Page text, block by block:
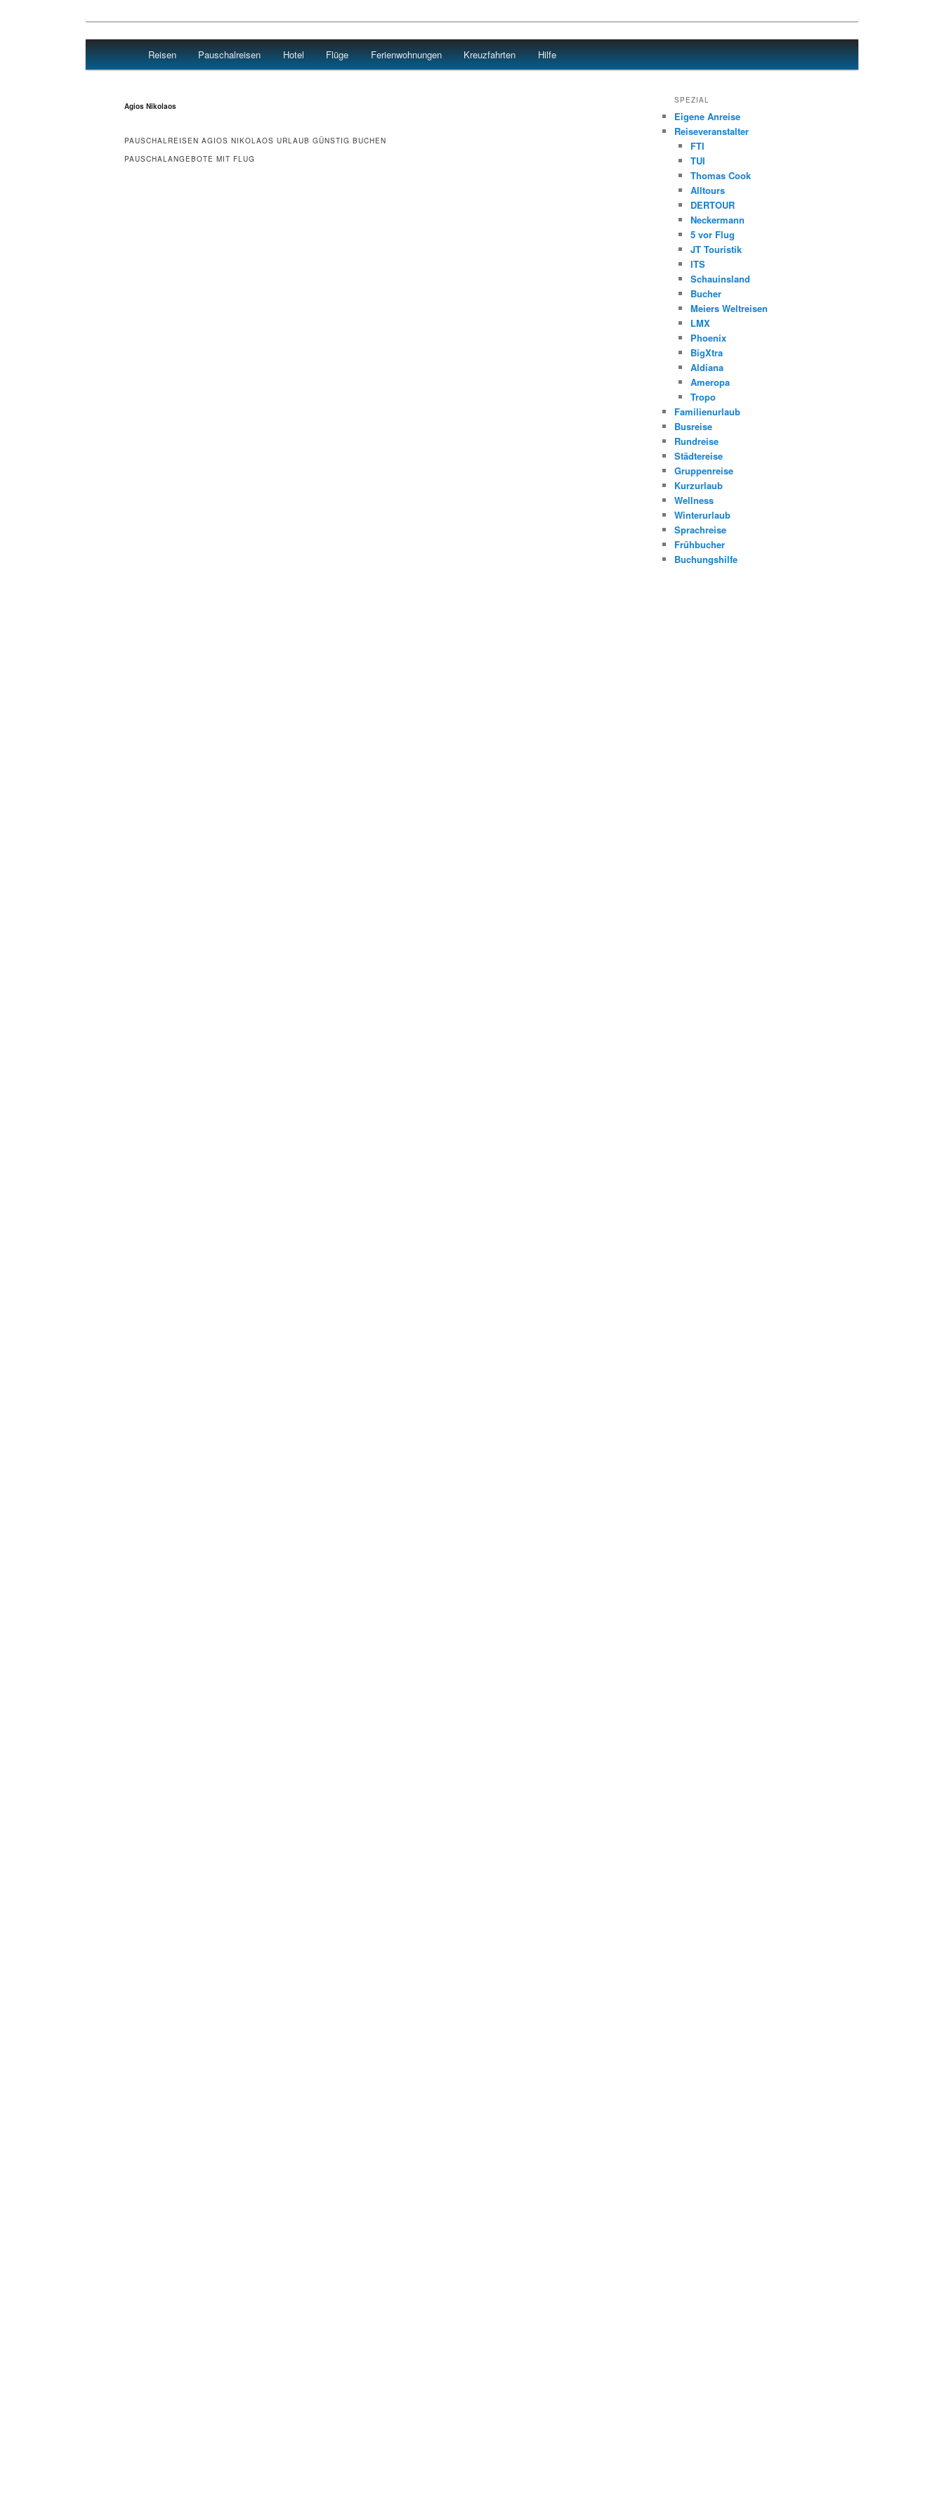
Reisen Hotel Flug
Main menu
Skip to primary content
Skip to secondary content
Reisen Pauschalreisen Hotel Flüge Ferienwohnungen Kreuzfahrten Hilfe
Agios Nikolaos
PAUSCHALREISEN AGIOS NIKOLAOS URLAUB GÜNSTIG BUCHEN
PAUSCHALANGEBOTE MIT FLUG
SPEZIAL
Eigene Anreise
Reiseveranstalter
FTI
TUI
Thomas Cook
Alltours
DERTOUR
Neckermann
5 vor Flug
JT Touristik
ITS
Schauinsland
Bucher
Meiers Weltreisen
LMX
Phoenix
BigXtra
Aldiana
Ameropa
Tropo
Familienurlaub
Busreise
Rundreise
Städtereise
Gruppenreise
Kurzurlaub
Wellness
Winterurlaub
Sprachreise
Frühbucher
Buchungshilfe